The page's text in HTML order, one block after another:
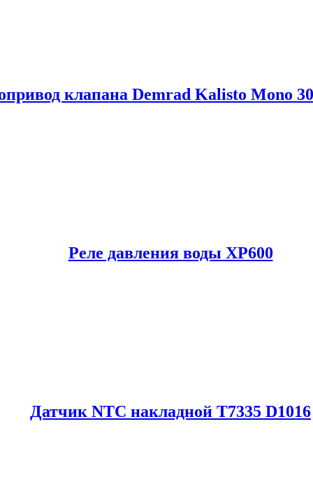
клапана Demrad Kalisto Mono
Реле давления воды XP600
Датчик NTC накладной T7335 D1016